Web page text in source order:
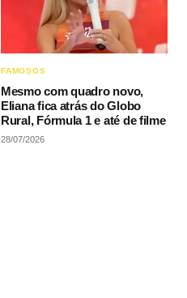
FAMOSOS
Mesmo com quadro novo,
Eliana fica atrás do Globo
Rural, Fórmula 1 e até de filme
28/07/2026